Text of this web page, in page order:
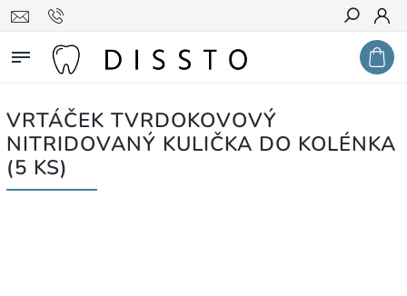
Hledat
VRTÁČEK TVRDOKOVOVÝ
NITRIDOVANÝ KULIČKA DO KOLÉNKA
(5 KS)